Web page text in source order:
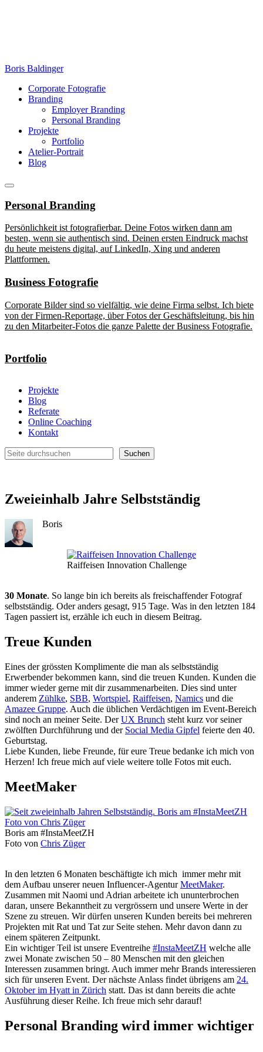
Boris Baldinger
Corporate Fotografie
Branding
Employer Branding
Personal Branding
Projekte
Portfolio
Atelier-Portrait
Blog
Menü
Personal Branding
Persönlichkeit ist fotografierbar. Deine Fotos wirken dann am
besten, wenn sie authentisch sind. Deinen ersten Eindruck machst
du heute meistens digital, auf LinkedIn, Xing und anderen
Plattformen.
Business Fotografie
Corporate Bilder sind so vielfältig, wie deine Firma selbst. Ich biete
von der Firmen-Reportage, über Fotos der Geschäftsleitung, bis hin
zu den Mitarbeiter-Fotos die ganze Palette der Business Fotografie.
Portfolio
Projekte
Blog
Referate
Online Coaching
Kontakt
Suchen
Suchen
Zweieinhalb Jahre Selbstständig
Boris
Raiffeisen Innovation Challenge
30 Monate. So lange bin ich bereits als freischaffender Fotograf
selbstständig. Oder anders gesagt, 915 Tage. Was in den letzten 184
Tagen passiert ist, erzähle ich euch in diesem Beitrag.
Treue Kunden
Eines der grössten Komplimente die man als selbstständig
Erwerbender bekommen kann, sind die treuen Kunden. Kunden die
immer wieder gerne mit dir zusammenarbeiten. Dies sind unter
anderem Zühlke, SBB, Wortspiel, Raiffeisen, Namics und die
Amazee Gruppe. Auch die üblichen Verdächtigen im Event-Bereich
sind noch an meiner Seite. DerUX Brunch steht kurz vor seiner
zwölften Durchführung und der Social Media Gipfel feierte den 40.
Geburtstag.
Liebe Kunden, liebe Freunde, für eure Treue bedanke ich mich von
Herzen! Ich freue mich auf viele weitere tolle Fotos mit euch.
MeetMaker
Boris am #InstaMeetZH
Foto von Chris Züger
In den letzten 6 Monaten beschäftigte ich mich immer mehr mit
dem Aufbau unserer neuen Influencer-AgenturMeetMaker.
Zusammen mit Naomi und Adrian arbeitete ich ununterbrochen
daran, unsere Bekanntheit zu vergrössern und unsere Werte in der
Szene zu streuen. Wir dürfen unseren Kunden bereits bei mehreren
Projekten mit Rat und Tat zur Seite stehen. Mehr davon dann zu
einem späteren Zeitpunkt.
Ein wichtiger Teil ist unsere Eventreihe #InstaMeetZH welche alle
zwei Monate zwischen 50 – 80 Menschen mit den gleichen
Interessen zusammen bringt. Auch immer mehr Brands interessieren
sich für unseren Event. Der nächste Anlass findet übrigens am 24.
Oktober im Hyatt in Zürich statt. Das ist dann bereits die achte
Ausführung dieser Reihe. Ich freue mich sehr darauf!
Personal Branding wird immer wichtiger